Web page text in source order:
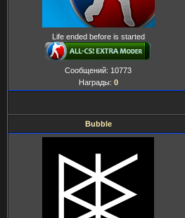
Life ended before is started
Сообщений: 10773
Награды: 0
Bubble